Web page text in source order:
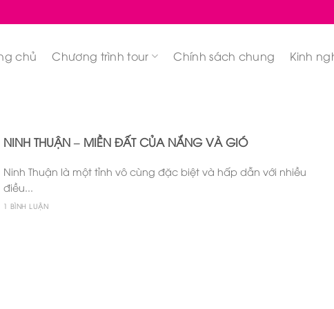
chủ Chương trình tour Chính sách chung Kinh
NINH THUẬN – MIỀN ĐẤT CỦA NẮNG VÀ GIÓ
Ninh Thuận là một tỉnh vô cùng đặc biệt và hấp dẫn với nhiều
điều...
1 BÌNH LUẬN